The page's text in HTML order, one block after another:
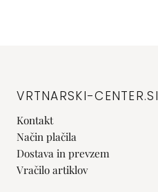
VRTNARSKI-CENTER.SI
Kontakt
Način plačila
Dostava in prevzem
Vračilo artiklov